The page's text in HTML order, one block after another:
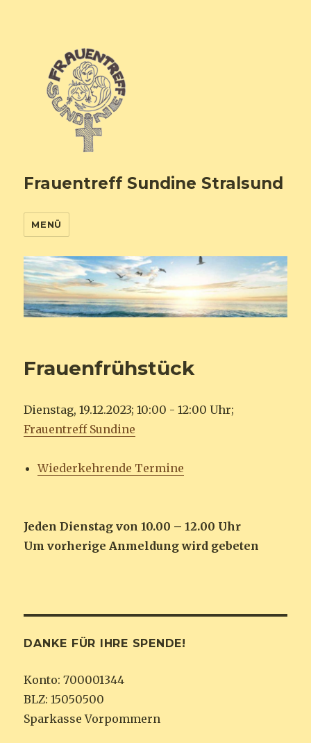
Frauentreff Sundine Stralsund
MENÜ
Frauenfrühstück
Dienstag, 19.12.2023; 10:00 - 12:00 Uhr;
Frauentreff Sundine
Wiederkehrende Termine
Jeden Dienstag von 10.00 – 12.00 Uhr
Um vorherige Anmeldung wird gebeten
DANKE FÜR IHRE SPENDE!
Konto: 700001344
BLZ: 15050500
Sparkasse Vorpommern